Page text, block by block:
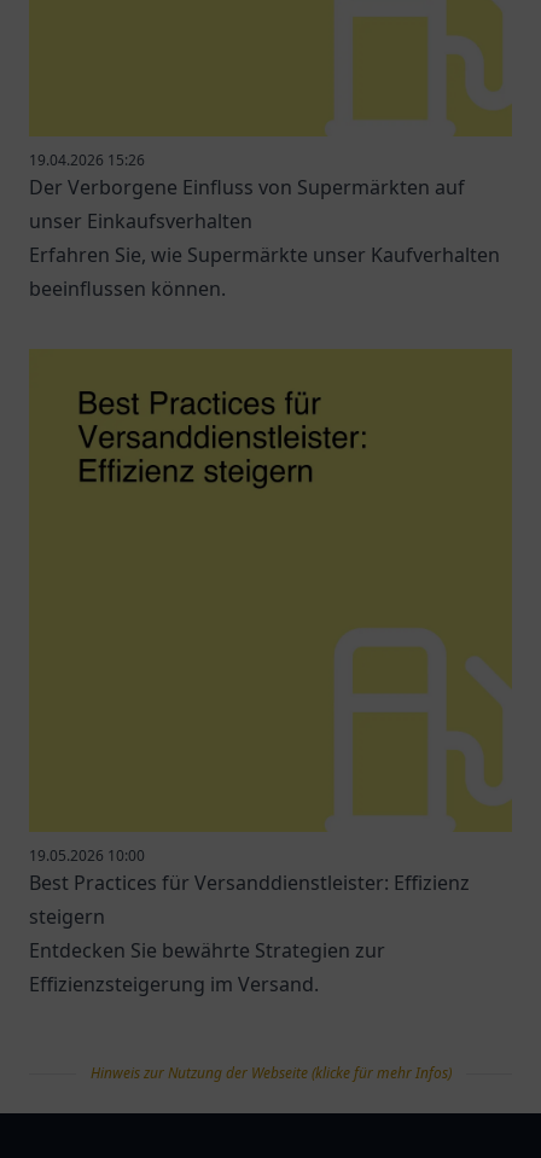
19.04.2026 15:26
Der Verborgene Einfluss von Supermärkten auf
unser Einkaufsverhalten
Erfahren Sie, wie Supermärkte unser Kaufverhalten
beeinflussen können.
19.05.2026 10:00
Best Practices für Versanddienstleister: Effizienz
steigern
Entdecken Sie bewährte Strategien zur
Effizienzsteigerung im Versand.
Hinweis zur Nutzung der Webseite (klicke für mehr Infos)